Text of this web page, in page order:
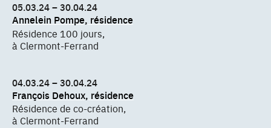
05.03.24 – 30.04.24
Annelein Pompe, résidence
Résidence 100 jours,
à Clermont-Ferrand
04.03.24 – 30.04.24
François Dehoux, résidence
Résidence de co-création,
à Clermont-Ferrand